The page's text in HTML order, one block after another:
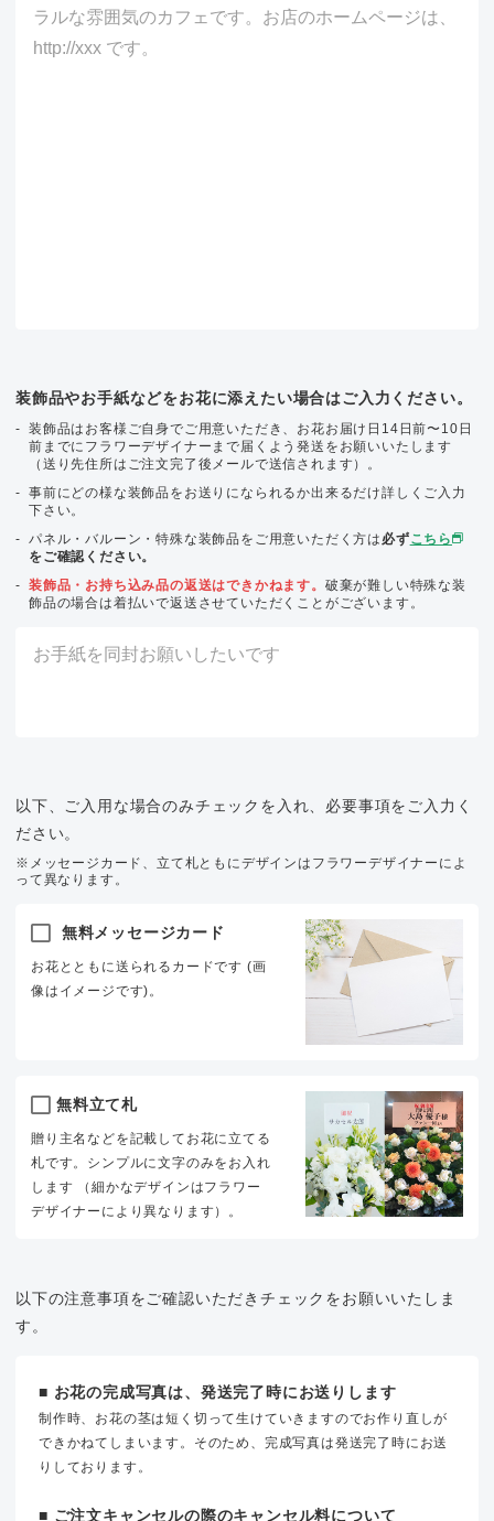
装飾品やお手紙などをお花に添えたい場合はご入力ください。
装飾品はお客様ご自身でご用意いただき、お花お届け日14日前〜10日
前までにフラワーデザイナーまで届くよう発送をお願いいたします
（送り先住所はご注文完了後メールで送信されます）。
事前にどの様な装飾品をお送りになられるか出来るだけ詳しくご入力
下さい。
パネル・バルーン・特殊な装飾品をご用意いただく方は 必ずこちら
をご確認ください。
装飾品・お持ち込み品の返送はできかねます。 破棄が難しい特殊な装
飾品の場合は着払いで返送させていただくことがございます。
以下、ご入用な場合のみチェックを入れ、必要事項をご入力く
ださい。
※メッセージカード、立て札ともにデザインはフラワーデザイナーによ
って異なります。
無料メッセージカード
お花とともに送られるカードです (画
像はイメージです)。
無料立て札
贈り主名などを記載してお花に立てる
札です。シンプルに文字のみをお入れ
します （細かなデザインはフラワー
デザイナーにより異なります）。
以下の注意事項をご確認いただきチェックをお願いいたしま
す。
■ お花の完成写真は、発送完了時にお送りします
制作時、お花の茎は短く切って生けていきますのでお作り直しが
できかねてしまいます。そのため、完成写真は発送完了時にお送
りしております。
■ ご注文キャンセルの際のキャンセル料について